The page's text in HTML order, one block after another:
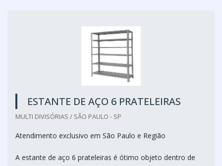
ESTANTE DE AÇO 6 PRATELEIRAS
MULTI DIVISÓRIAS / SÃO PAULO - SP
Atendimento exclusivo em São Paulo e Região
A estante de aço 6 prateleiras é ótimo objeto dentro de